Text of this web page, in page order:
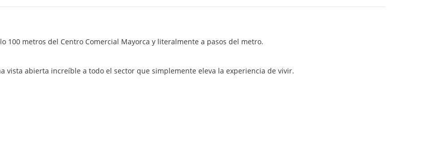
100 metros del Centro Comercial Mayorca y literalmente a pasos del metro.
vista abierta increíble a todo el sector que simplemente eleva la experiencia de vivir.